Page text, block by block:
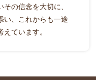
の信念を大切に、
い、これからも一途
ています。